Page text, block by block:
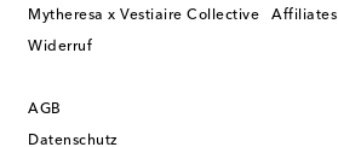
Mytheresa x Vestiaire Collective
Widerruf
Affiliates
AGB
Datenschutz